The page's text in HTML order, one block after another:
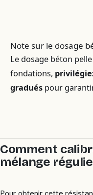
Note sur le dosage
Le dosage béton
fondations,
gradués pour
Comment
mélange